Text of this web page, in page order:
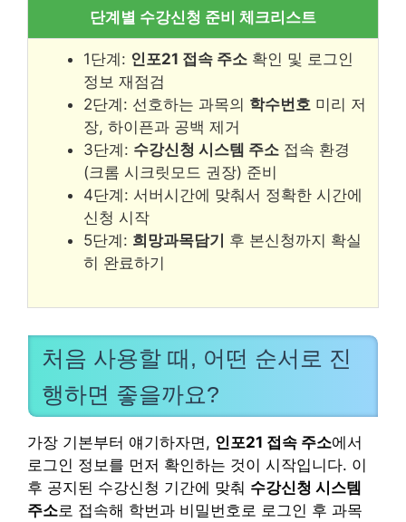
단계별 수강신청 준비 체크리스트
1단계: 인포21 접속 주소 확인 및 로그인
정보 재점검
2단계: 선호하는 과목의 학수번호 미리 저
장, 하이픈과 공백 제거
3단계: 수강신청 시스템 주소 접속 환경
(크롬 시크릿모드 권장) 준비
4단계: 서버시간에 맞춰서 정확한 시간에
신청 시작
5단계: 희망과목담기
후 본신청까지 확실
히 완료하기
처음 사용할 때, 어떤 순서로 진
행하면 좋을까요?
가장 기본부터 얘기하자면, 인포21 접속 주소에서
로그인 정보를 먼저 확인하는 것이 시작입니다. 이
후 공지된 수강신청 기간에 맞춰 수강신청 시스템
주소로 접속해 학번과 비밀번호로 로그인 후 과목